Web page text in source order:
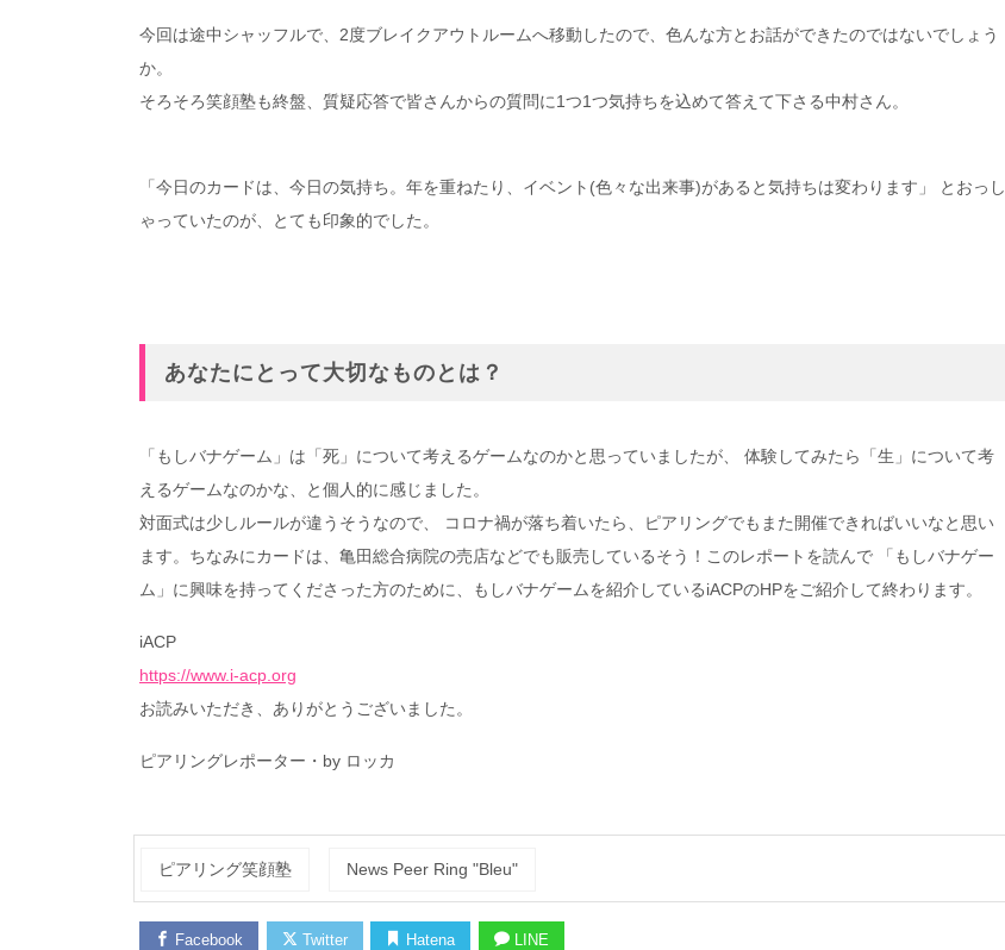
今回は途中シャッフルで、2度ブレイクアウトルームへ移動したので、色んな方とお話ができたのではないでしょう
か。
そろそろ笑顔塾も終盤、質疑応答で皆さんからの質問に1つ1つ気持ちを込めて答えて下さる中村さん。
「今日のカードは、今日の気持ち。年を重ねたり、イベント(色々な出来事)があると気持ちは変わります」 とおっし
ゃっていたのが、とても印象的でした。
あなたにとって大切なものとは？
「もしバナゲーム」は「死」について考えるゲームなのかと思っていましたが、 体験してみたら「生」について考
えるゲームなのかな、と個人的に感じました。
対面式は少しルールが違うそうなので、 コロナ禍が落ち着いたら、ピアリングでもまた開催できればいいなと思い
ます。ちなみにカードは、亀田総合病院の売店などでも販売しているそう！このレポートを読んで 「もしバナゲー
ム」に興味を持ってくださった方のために、もしバナゲームを紹介しているiACPのHPをご紹介して終わります。
iACP
https://www.i-acp.org
お読みいただき、ありがとうございました。
ピアリングレポーター・by ロッカ
ピアリング笑顔塾 News Peer Ring "Bleu"
Facebook Twitter Hatena LINE